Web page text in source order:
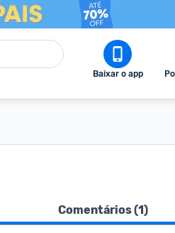
Baixar o app
Comentários (1)